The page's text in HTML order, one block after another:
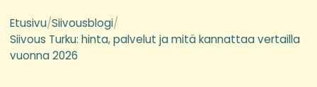
Etusivu/Siivousblogi/
Siivous Turku: hinta, palvelut ja mitä kannattaa vertailla
vuonna 2026